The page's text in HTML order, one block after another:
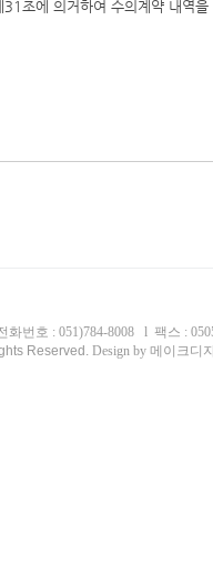
31조에 의거하여 수의계약 내역
번호 : 051)784-8008 l 팩스 :
Reserved. Design by 메이크디